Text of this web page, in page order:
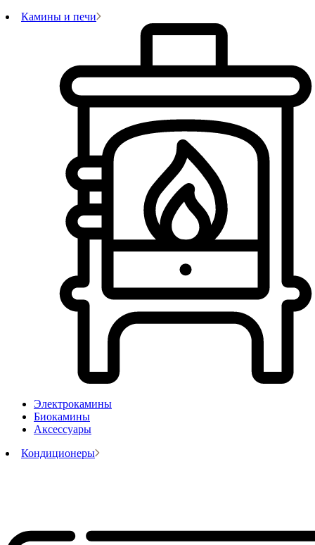
Камины и печи
Электрокамины
Биокамины
Аксессуары
Кондиционеры